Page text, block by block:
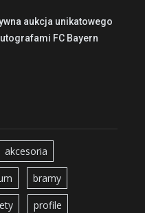
aukcja unikatowego
FC Bayern
akcesoria
bramy
profile